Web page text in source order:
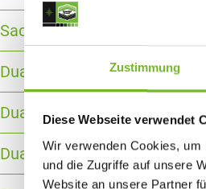
Zustimmung
Diese Webseite verwendet
Wir verwenden Cookies,
und die Zugriffe auf unsere
Website an unsere Partner
Sachbearbeitung Export
Duale Ausbildung 2026
Duale Ausbildung 2027
Duale Ausbildung 2027 zur